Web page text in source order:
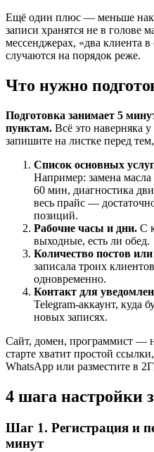
Ещё один плюс — меньше
записи хранятся не в голове
мессенджерах, «два клиента
случаются на порядок реже.
Что нужно
Подготовка занимает 5
пунктам. Всё это наверняка
запишите на листке перед
Список основных
Например: замена
60 мин, диагностика
весь прайс —
позиций.
Рабочие часы и дни. С
выходные, есть ли обед.
Количество постов
записала троих
одновременно.
Контакт для
Telegram-аккаунт, куда
новых записях.
Сайт, домен, программист —
старте хватит простой
WhatsApp или разместите в
4 шага настройки
Шаг 1. Регистрация и
минут